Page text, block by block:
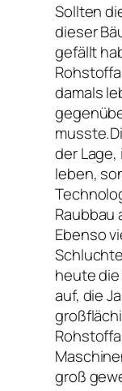
Sollten
dieser
gefällt
damals
musste.
der Lage,
leben,
Raubbau
Ebenso
heute
auf, die
groß